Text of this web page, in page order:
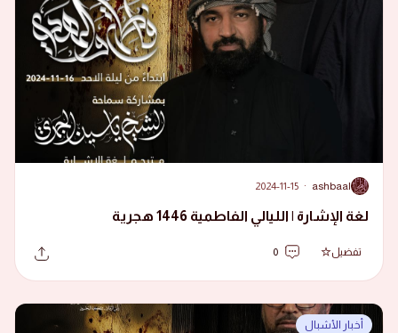
A
ashbaal
·
2024-11-15
لغة الإشارة | الليالي الفاطمية 1446 هجرية
تفضيل 0
أخبار الأشبال